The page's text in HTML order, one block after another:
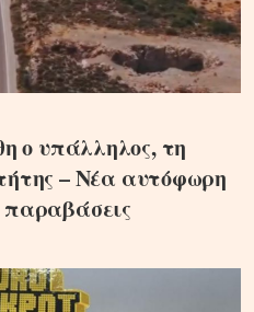
ο υπάλληλος, τη
– Νέα αυτόφωρη
παραβάσεις